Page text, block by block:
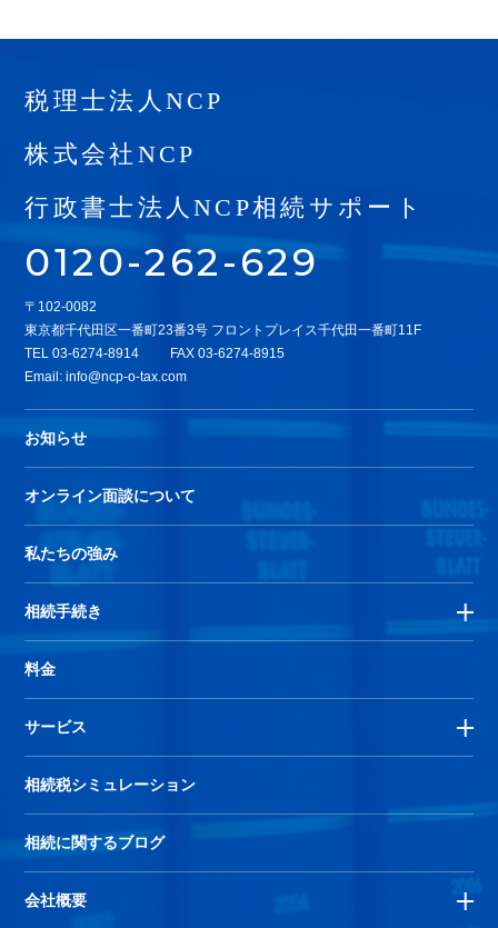
税理士法人NCP
株式会社NCP
行政書士法人NCP相続サポート
0120-262-629
〒102-0082
東京都千代田区一番町23番3号 フロントプレイス千代田一番町11F
TEL03-6274-8914
FAX 03-6274-8915
Email:info@ncp-o-tax.com
お知らせ
オンライン面談について
私たちの強み
相続手続き
料金
サービス
相続税シミュレーション
相続に関するブログ
会社概要